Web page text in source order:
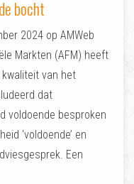
bocht
2024 op AMWeb
Markten (AFM) heeft
van het
dat
voldoende besproken
‘voldoende’ en
Een